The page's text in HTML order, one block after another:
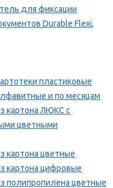
для фиксации
Durable Flexi,
пластиковые
и по месяцам
картона ЛЮКС с
цветными
картона цветные
картона цифровые
полипропилена цветные